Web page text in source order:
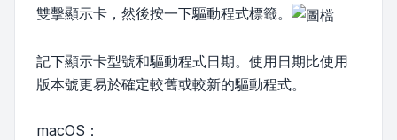
雙擊顯示卡，然後按一下驅動程式標籤。
記下顯示卡型號和驅動程式日期。使用日期比使用
版本號更易於確定較舊或較新的驅動程式。
macOS：